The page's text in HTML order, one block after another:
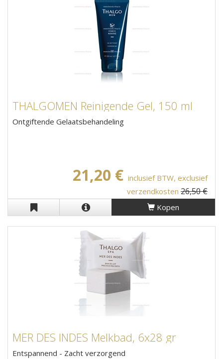
THALGOMEN Reinigende Gel, 150 ml
Ontgiftende Gelaatsbehandeling
21,20 € inclusief BTW, exclusief
verzendkosten 26,50 €
Kopen
MER DES INDES Melkbad, 6x28 gr
Entspannend - Zacht verzorgend